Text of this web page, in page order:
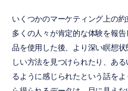
いくつかのマーケティング上の約
多くの人々が肯定的な体験を報
品を使用した後、より深い瞑想
しい方法を見つけられたり、あ
るように感じられたという話を